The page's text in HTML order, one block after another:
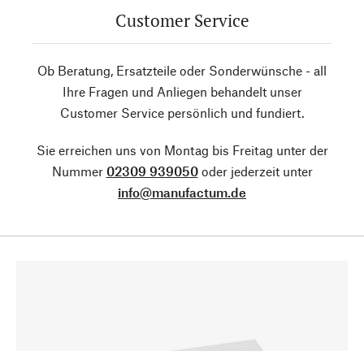
Customer Service
Ob Beratung, Ersatzteile oder Sonderwünsche - all
Ihre Fragen und Anliegen behandelt unser
Customer Service persönlich und fundiert.
Sie erreichen uns von Montag bis Freitag unter der
Nummer 02309 939050oder jederzeit unter
info@manufactum.de